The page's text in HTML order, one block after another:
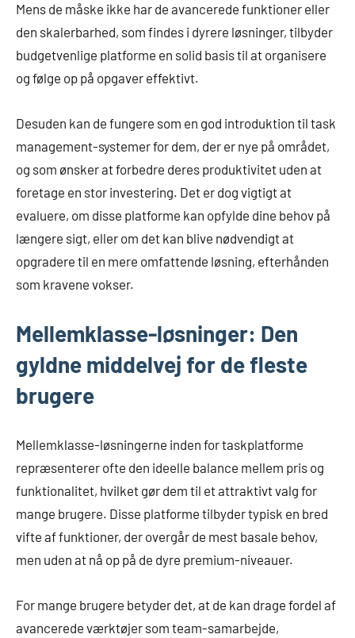
Mens de måske ikke har de avancerede funktioner eller
den skalerbarhed, som findes i dyrere løsninger, tilbyder
budgetvenlige platforme en solid basis til at organisere
og følge op på opgaver effektivt.
Desuden kan de fungere som en god introduktion til task
management-systemer for dem, der er nye på området,
og som ønsker at forbedre deres produktivitet uden at
foretage en stor investering. Det er dog vigtigt at
evaluere, om disse platforme kan opfylde dine behov på
længere sigt, eller om det kan blive nødvendigt at
opgradere til en mere omfattende løsning, efterhånden
som kravene vokser.
Mellemklasse-løsninger: Den
gyldne middelvej for de fleste
brugere
Mellemklasse-løsningerne inden for taskplatforme
repræsenterer ofte den ideelle balance mellem pris og
funktionalitet, hvilket gør dem til et attraktivt valg for
mange brugere. Disse platforme tilbyder typisk en bred
vifte af funktioner, der overgår de mest basale behov,
men uden at nå op på de dyre premium-niveauer.
For mange brugere betyder det, at de kan drage fordel af
avancerede værktøjer som team-samarbejde,